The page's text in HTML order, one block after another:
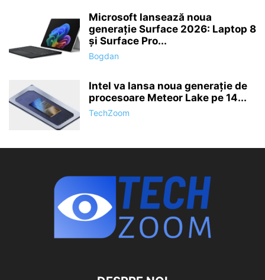
Microsoft lansează noua
generație Surface 2026: Laptop 8
și Surface Pro...
Bogdan
Intel va lansa noua generație de
procesoare Meteor Lake pe 14...
TechZoom